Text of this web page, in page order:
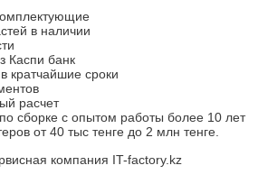
в наличии
Каспи банк
кратчайшие сроки
расчет
сборке с опытом работы более 10 лет
от 40 тыс тенге до 2 млн тенге.
компания IT-factory.kz